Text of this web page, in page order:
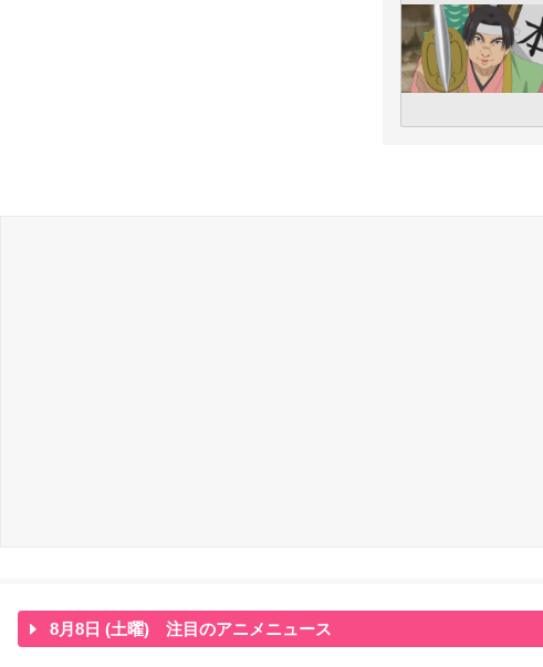
8月8日 (土曜) 注目のアニメニュース